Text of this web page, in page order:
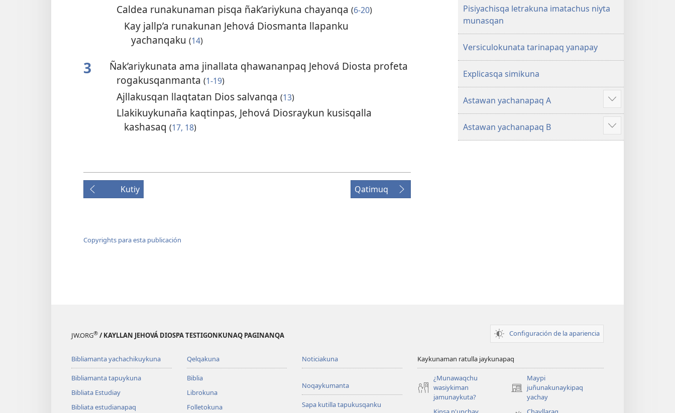
Caldea runakunaman pisqa ñak’ariykuna chayanqa(6-20)
Kay jallp’a runakunan Jehová Diosmanta llapanku
yachanqaku (14)
3
Ñak’ariykunata ama jinallata qhawananpaq Jehová Diosta profeta
rogakusqanmanta(1-19)
Ajllakusqan llaqtatan Dios salvanqa(13)
Llakikuykunaña kaqtinpas, Jehová Diosraykun kusisqalla
kashasaq (17, 18)
Kutiy Qatimuq
Copyrights para esta publicación
Pisiyachisqa letrakuna imatachus niyta
munasqan
Versiculokunata tarinapaq yanapay
Explicasqa simikuna
Astawan yachanapaq A
Mostrar
más
Astawan yachanapaq B
Mostrar
más
JW.ORG® / KAYLLAN JEHOVÁ DIOSPA TESTIGONKUNAQ PAGINANQA Configuración de la apariencia
Bibliamanta yachachikuykuna
Bibliamanta tapuykuna
Bibliata Estudiay
Bibliata estudianapaq
Qelqakuna
Biblia
Librokuna
Folletokuna
Noticiakuna
Noqaykumanta
Sapa kutilla tapukusqanku
Kaykunaman ratulla jaykunapaq
¿Munawaqchu
wasiykiman
jamunaykuta?
Maypi
juñunakunaykipaq
yachay
(abre
nueva